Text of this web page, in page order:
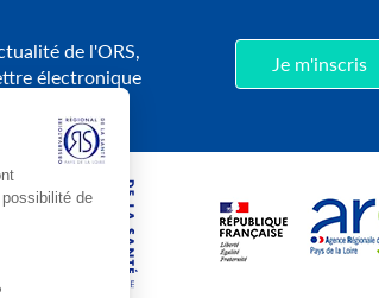
de l'ORS,
électronique
Je m'inscris
de